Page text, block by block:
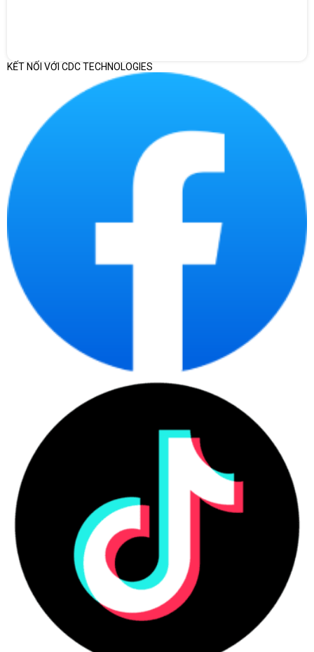
ĐA DẠNG CỔNG KẾT NỐI
Máy tính để bàn Dell Vostro 3020 - 6FM7X11
được trang bị
các cổng kết nối đa dạng, giúp các bạn thoải mái kết nối với các
thiết bị ngoại vi như:
KẾT NỐI VỚI CDC TECHNOLOGIES